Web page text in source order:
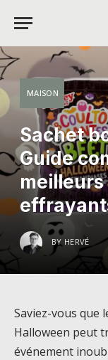
MAISON
Sachet
Guide
BY HERVÉ
Saviez-vous que
Halloween peut
événement